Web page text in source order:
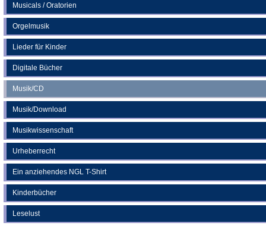
Musicals / Oratorien
Orgelmusik
Lieder für Kinder
Digitale Bücher
Musik/CD
Musik/Download
Musikwissenschaft
Urheberrecht
Ein anziehendes NGL T-Shirt
Kinderbücher
Leselust